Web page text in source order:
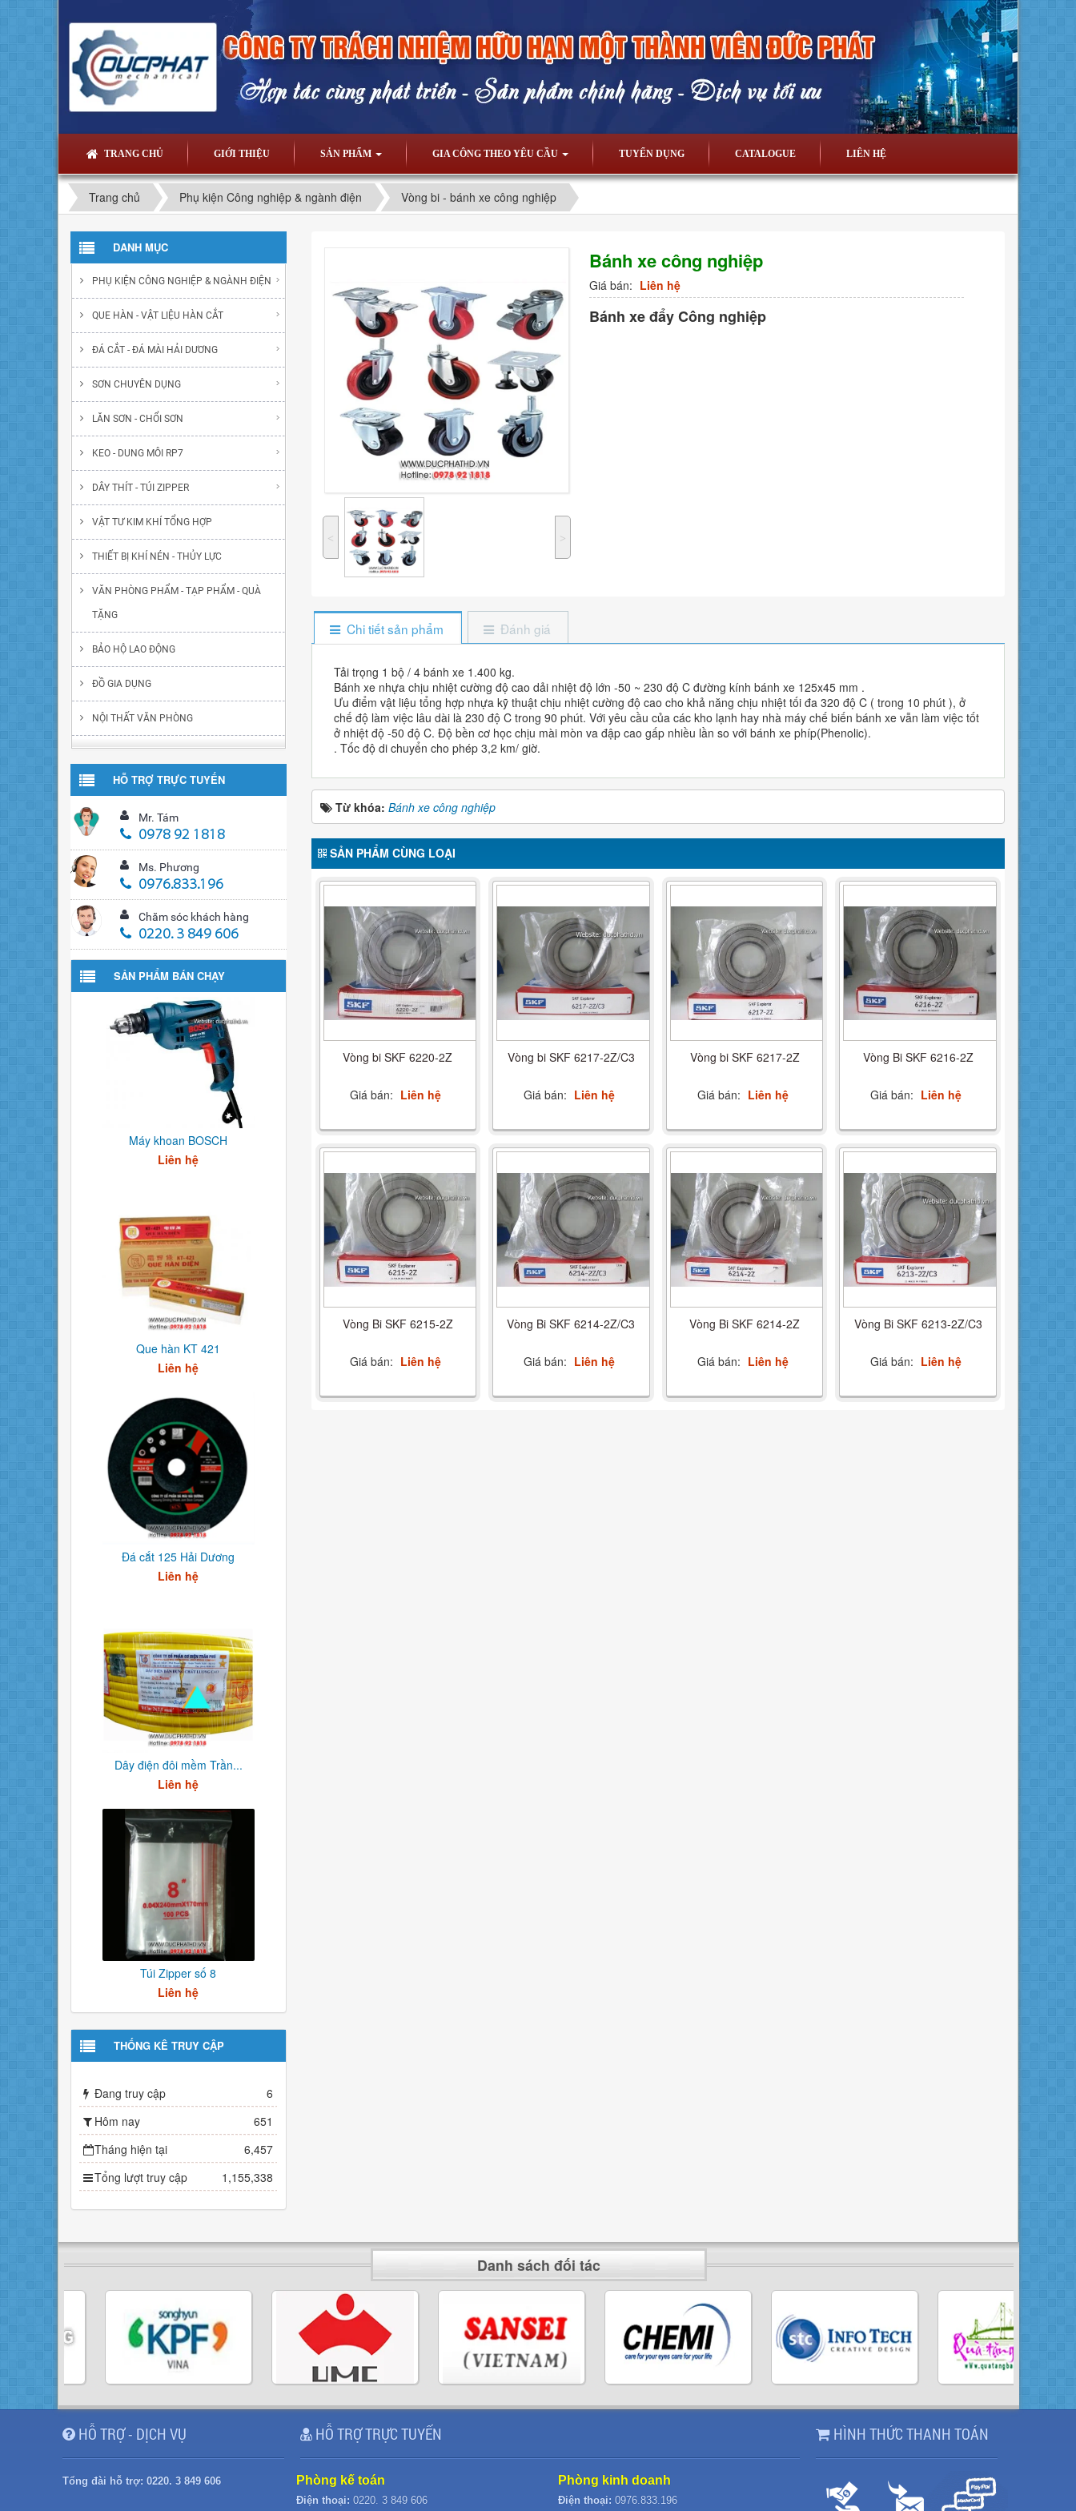
TRANG CHỦ GIỚI THIỆU SẢN PHẨM GIA CÔNG THEO YÊU CẦU TUYỂN DỤNG CATALOGUE LIÊN HỆ
Trang chủ Phụ kiện Công nghiệp & ngành điện Vòng bi - bánh xe công nghiệp
˂ ˃
Bánh xe công nghiệp
Giá bán: Liên hệ
Bánh xe đẩy Công nghiệp
Chi tiết sản phẩm Đánh giá
Tải trọng 1 bộ / 4 bánh xe 1.400 kg.
Bánh xe nhựa chịu nhiệt cường độ cao dải nhiệt độ lớn -50 ~ 230 độ C đường kính bánh xe 125x45 mm .
Ưu điểm vật liệu tổng hợp nhựa kỹ thuật chịu nhiệt cường độ cao cho khả năng chịu nhiệt tối đa 320 độ C ( trong 10 phút ), ở
chế độ làm việc lâu dài là 230 độ C trong 90 phút. Với yêu cầu của các kho lạnh hay nhà máy chế biến bánh xe vẫn làm việc tốt
ở nhiệt độ -50 độ C. Độ bền cơ học chịu mài mòn va đập cao gấp nhiều lần so với bánh xe phíp(Phenolic).
. Tốc độ di chuyển cho phép 3,2 km/ giờ.
Từ khóa: Bánh xe công nghiệp
SẢN PHẨM CÙNG LOẠI
Vòng bi SKF 6220-2Z
Giá bán: Liên hệ
Vòng bi SKF 6217-2Z/C3
Giá bán: Liên hệ
Vòng bi SKF 6217-2Z
Giá bán: Liên hệ
Vòng Bi SKF 6216-2Z
Giá bán: Liên hệ
Vòng Bi SKF 6215-2Z
Giá bán: Liên hệ
Vòng Bi SKF 6214-2Z/C3
Giá bán: Liên hệ
Vòng Bi SKF 6214-2Z
Giá bán: Liên hệ
Vòng Bi SKF 6213-2Z/C3
Giá bán: Liên hệ
DANH MỤC
PHỤ KIỆN CÔNG NGHIỆP & NGÀNH ĐIỆN
QUE HÀN - VẬT LIỆU HÀN CẮT
ĐÁ CẮT - ĐÁ MÀI HẢI DƯƠNG
SƠN CHUYÊN DỤNG
LĂN SƠN - CHỔI SƠN
KEO - DUNG MÔI RP7
DÂY THÍT - TÚI ZIPPER
VẬT TƯ KIM KHÍ TỔNG HỢP
THIẾT BỊ KHÍ NÉN - THỦY LỰC
VĂN PHÒNG PHẨM - TẠP PHẨM - QUÀ
TẶNG
BẢO HỘ LAO ĐỘNG
ĐỒ GIA DỤNG
NỘI THẤT VĂN PHÒNG
HỖ TRỢ TRỰC TUYẾN
Mr. Tám
0978 92 1818
Ms. Phương
0976.833.196
Chăm sóc khách hàng
0220. 3 849 606
SẢN PHẨM BÁN CHẠY
Máy khoan BOSCH
Liên hệ
Que hàn KT 421
Liên hệ
Đá cắt 125 Hải Dương
Liên hệ
Dây điện đôi mềm Trần...
Liên hệ
Túi Zipper số 8
Liên hệ
THỐNG KÊ TRUY CẬP
Đang truy cập
6
Hôm nay
651
Tháng hiện tại
6,457
Tổng lượt truy cập
1,155,338
Danh sách đối tác
HỖ TRỢ - DỊCH VỤ
Tổng đài hỗ trợ: 0220. 3 849 606
HỖ TRỢ TRỰC TUYẾN
Phòng kế toán
Điện thoại: 0220. 3 849 606
Phòng kinh doanh
Điện thoại: 0976.833.196
HÌNH THỨC THANH TOÁN